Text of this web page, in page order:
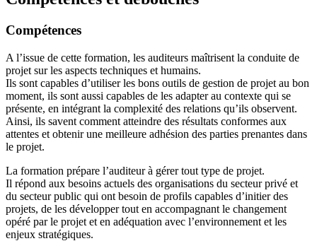
Compétences
A l’issue de cette formation, les auditeurs maîtrisent la conduite de
projet sur les aspects techniques et humains.
Ils sont capables d’utiliser les bons outils de gestion de projet au bon
moment, ils sont aussi capables de les adapter au contexte qui se
présente, en intégrant la complexité des relations qu’ils observent.
Ainsi, ils savent comment atteindre des résultats conformes aux
attentes et obtenir une meilleure adhésion des parties prenantes dans
le projet.
La formation prépare l’auditeur à gérer tout type de projet.
Il répond aux besoins actuels des organisations du secteur privé et
du secteur public qui ont besoin de profils capables d’initier des
projets, de les développer tout en accompagnant le changement
opéré par le projet et en adéquation avec l’environnement et les
enjeux stratégiques.